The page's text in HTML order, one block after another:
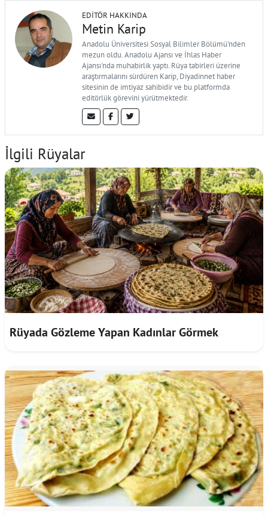
EDITÖR HAKKINDA
Metin Karip
Anadolu Üniversitesi Sosyal Bilimler Bölümü'nden
mezun oldu. Anadolu Ajansı ve İhlas Haber
Ajansı'nda muhabirlik yaptı. Rüya tabirleri üzerine
araştırmalarını sürdüren Karip, Diyadinnet haber
sitesinin de imtiyaz sahibidir ve bu platformda
editörlük görevini yürütmektedir.
İlgili Rüyalar
Rüyada Gözleme Yapan Kadınlar Görmek